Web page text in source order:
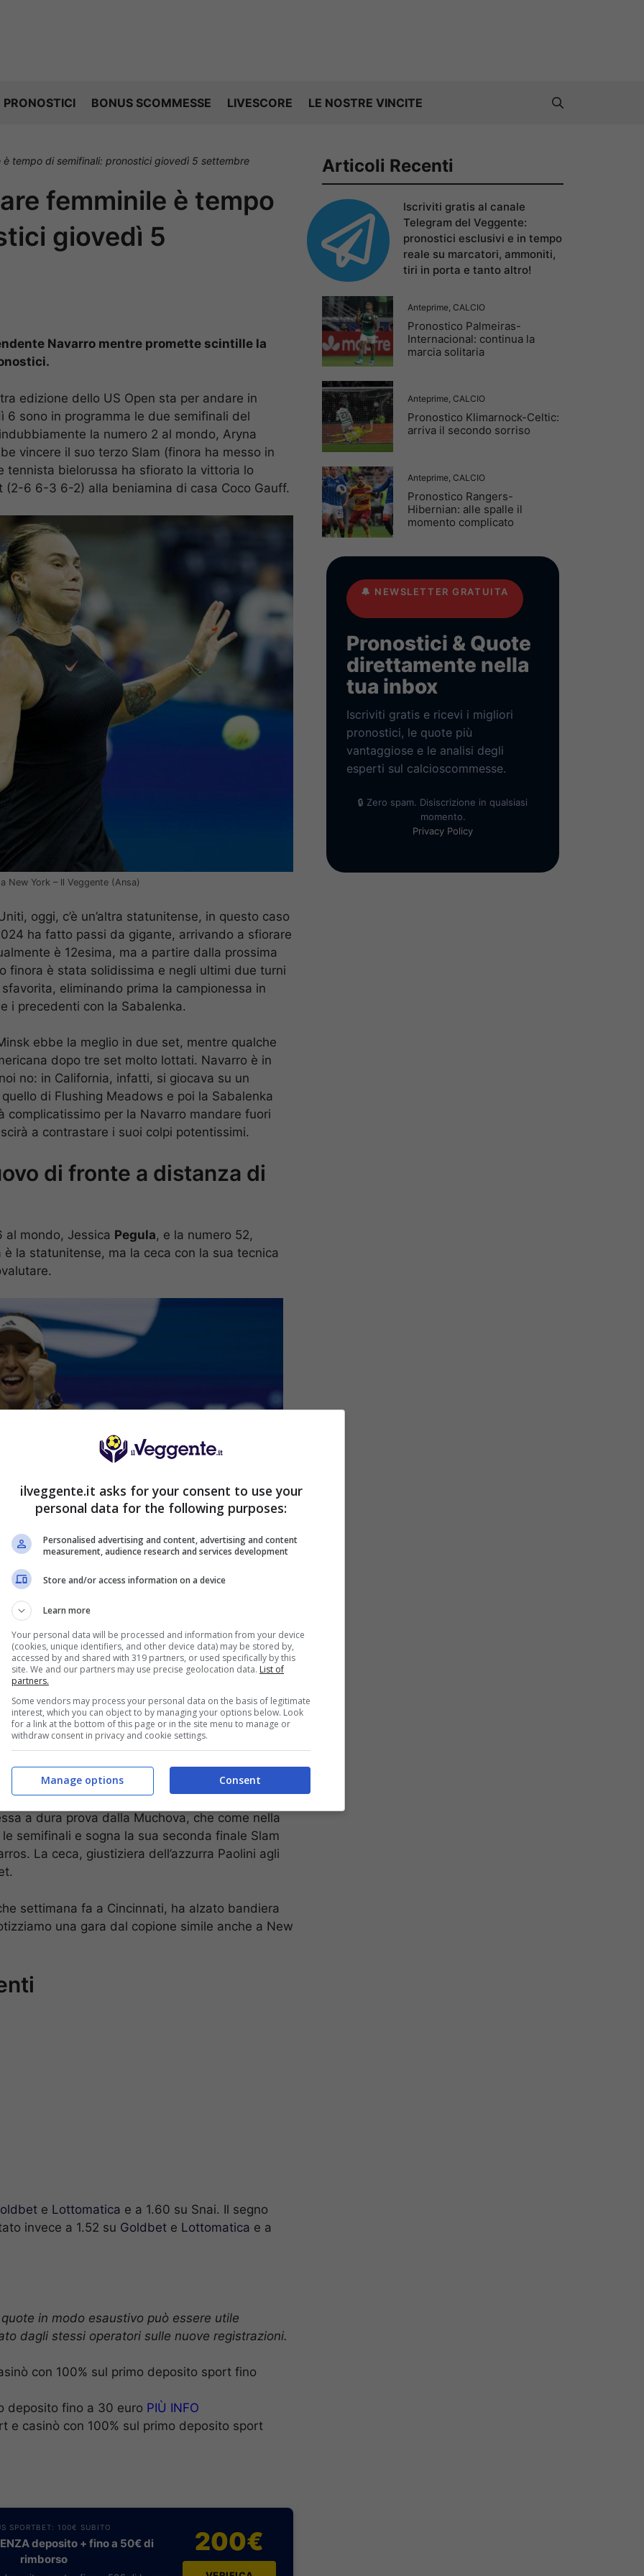
PRONOSTICI BONUS SCOMMESSE LIVESCORE LE NOSTRE VINCITE
è tempo di semifinali: pronostici giovedì 5 settembre
femminile è tempo
giovedì 5
Navarro mentre promette scintille la
edizione dello US Open sta per andare in
sono in programma le due semifinali del
la numero 2 al mondo, Aryna
vincere il suo terzo Slam (finora ha messo in
tennista bielorussa ha sfiorato la vittoria lo
(2-6 6-3 6-2) alla beniamina di casa Coco Gauff.
New York – Il Veggente (Ansa)
oggi, c’è un’altra statunitense, in questo caso
ha fatto passi da gigante, arrivando a sfiorare
è 12esima, ma a partire dalla prossima
finora è stata solidissima e negli ultimi due turni
eliminando prima la campionessa in
i precedenti con la Sabalenka.
ebbe la meglio in due set, mentre qualche
dopo tre set molto lottati. Navarro è in
no: in California, infatti, si giocava su un
di Flushing Meadows e poi la Sabalenka
complicatissimo per la Navarro mandare fuori
a contrastare i suoi colpi potentissimi.
di fronte a distanza di
al mondo, Jessica Pegula, e la numero 52,
la statunitense, ma la ceca con la sua tecnica
(Ansa)
1 al mondo, Iga Swiatek, che ha mostrato
la prima volta per l’americana, che in passato
Per la giocatrice di Buffalo resta un’estate
di Cincinnati aveva raggiunto la finale (poi
prima semifinale Slam, un traguardo che la
mai tagliato in carriera.
a dura prova dalla Muchova, che come nella
semifinali e sogna la sua seconda finale Slam
La ceca, giustiziera dell’azzurra Paolini agli
settimana fa a Cincinnati, ha alzato bandiera
una gara dal copione simile anche a New
e Lottomatica e a 1.60 su Snai. Il segno
invece a 1.52 su Goldbet e Lottomatica e a
in modo esaustivo può essere utile
dagli stessi operatori sulle nuove registrazioni.
con 100% sul primo deposito sport fino
deposito fino a 30 euro PIÙ INFO
e casinò con 100% sul primo deposito sport
SPORTBET: 100€ SUBITO
deposito + fino a 50€ di
rimborso
200€
Articoli Recenti
Iscriviti gratis al canale
Telegram del Veggente:
pronostici esclusivi e in tempo
reale su marcatori, ammoniti,
tiri in porta e tanto altro!
Anteprime, CALCIO
Pronostico Palmeiras-
Internacional: continua la
marcia solitaria
Anteprime, CALCIO
Pronostico Klimarnock-Celtic:
arriva il secondo sorriso
Anteprime, CALCIO
Pronostico Rangers-
Hibernian: alle spalle il
momento complicato
🔔 NEWSLETTER GRATUITA
Pronostici & Quote
direttamente nella
tua inbox
Iscriviti gratis e ricevi i migliori
pronostici, le quote più
vantaggiose e le analisi degli
esperti sul calcioscommesse.
🔒 Zero spam. Disiscrizione in qualsiasi
momento.
Privacy Policy
ilveggente.it asks for your consent to use your
personal data for the following purposes:
Personalised advertising and content, advertising and content
measurement, audience research and services development
Store and/or access information on a device
Learn more
Your personal data will be processed and information from your device
(cookies, unique identifiers, and other device data) may be stored by,
accessed by and shared with 319 partners, or used specifically by this
site. We and our partners may use precise geolocation data. List of
partners.
Some vendors may process your personal data on the basis of legitimate
interest, which you can object to by managing your options below. Look
for a link at the bottom of this page or in the site menu to manage or
withdraw consent in privacy and cookie settings.
Consent
Manage options